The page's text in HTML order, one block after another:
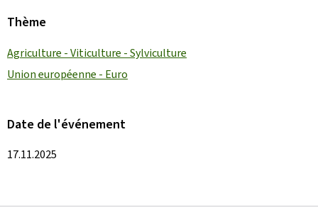
Thème
Agriculture - Viticulture - Sylviculture
Union européenne - Euro
Date de l'événement
17.11.2025